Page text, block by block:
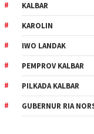
KALBAR
KAROLIN
IWO LANDAK
PEMPROV KALBAR
PILKADA KALBAR
GUBERNUR RIA